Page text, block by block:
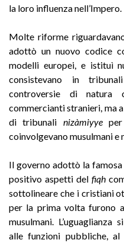
la loro influenza nell’Impero.
Molte riforme
adottò un nuovo codice
modelli europei, e istituì
consistevano in
controversie di natura
commercianti stranieri, ma
di tribunali nizàmiyye
coinvolgevano musulmani e
Il governo adottò la famosa
positivo aspetti del fiqh
sottolineare che i cristiani
per la prima volta furono
musulmani. L’uguaglianza
alle funzioni pubbliche,